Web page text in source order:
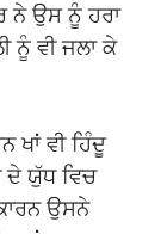
ਨੇ ਉਸ ਨੂੰ ਹਰਾ
ਨੂੰ ਵੀ ਜਲਾ ਕੇ
ਖਾਂ ਵੀ ਹਿੰਦੂ
ਦੇ ਯੁੱਧ ਵਿਚ
ਉਸਨੇ